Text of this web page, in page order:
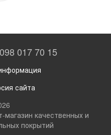
098 017 70 15
сайта
магазин качественных и
покрытий